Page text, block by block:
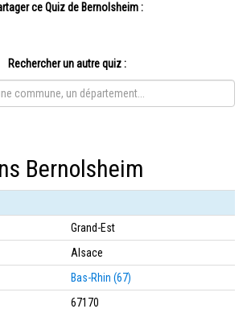
ce Quiz de Bernolsheim :
Rechercher un autre quiz :
Bernolsheim
Grand-Est
Alsace
Bas-Rhin (67)
67170